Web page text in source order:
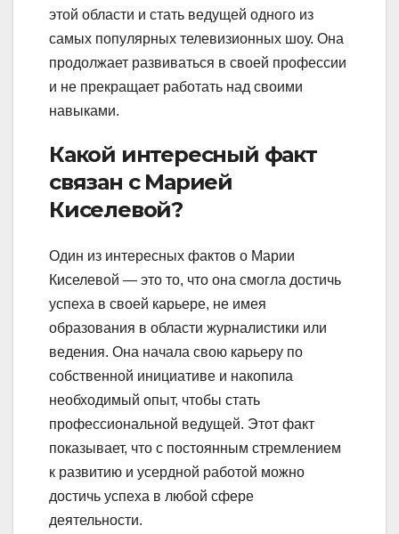
этой области и стать ведущей одного из
самых популярных телевизионных шоу. Она
продолжает развиваться в своей профессии
и не прекращает работать над своими
навыками.
Какой интересный факт
связан с Марией
Киселевой?
Один из интересных фактов о Марии
Киселевой — это то, что она смогла достичь
успеха в своей карьере, не имея
образования в области журналистики или
ведения. Она начала свою карьеру по
собственной инициативе и накопила
необходимый опыт, чтобы стать
профессиональной ведущей. Этот факт
показывает, что с постоянным стремлением
к развитию и усердной работой можно
достичь успеха в любой сфере
деятельности.